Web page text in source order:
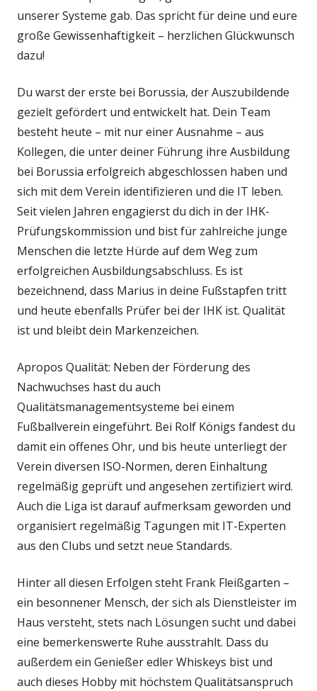
unserer Systeme gab. Das spricht für deine und eure
große Gewissenhaftigkeit – herzlichen Glückwunsch
dazu!
Du warst der erste bei Borussia, der Auszubildende
gezielt gefördert und entwickelt hat. Dein Team
besteht heute – mit nur einer Ausnahme – aus
Kollegen, die unter deiner Führung ihre Ausbildung
bei Borussia erfolgreich abgeschlossen haben und
sich mit dem Verein identifizieren und die IT leben.
Seit vielen Jahren engagierst du dich in der IHK-
Prüfungskommission und bist für zahlreiche junge
Menschen die letzte Hürde auf dem Weg zum
erfolgreichen Ausbildungsabschluss. Es ist
bezeichnend, dass Marius in deine Fußstapfen tritt
und heute ebenfalls Prüfer bei der IHK ist. Qualität
ist und bleibt dein Markenzeichen.
Apropos Qualität: Neben der Förderung des
Nachwuchses hast du auch
Qualitätsmanagementsysteme bei einem
Fußballverein eingeführt. Bei Rolf Königs fandest du
damit ein offenes Ohr, und bis heute unterliegt der
Verein diversen ISO-Normen, deren Einhaltung
regelmäßig geprüft und angesehen zertifiziert wird.
Auch die Liga ist darauf aufmerksam geworden und
organisiert regelmäßig Tagungen mit IT-Experten
aus den Clubs und setzt neue Standards.
Hinter all diesen Erfolgen steht Frank Fleißgarten –
ein besonnener Mensch, der sich als Dienstleister im
Haus versteht, stets nach Lösungen sucht und dabei
eine bemerkenswerte Ruhe ausstrahlt. Dass du
außerdem ein Genießer edler Whiskeys bist und
auch dieses Hobby mit höchstem Qualitätsanspruch